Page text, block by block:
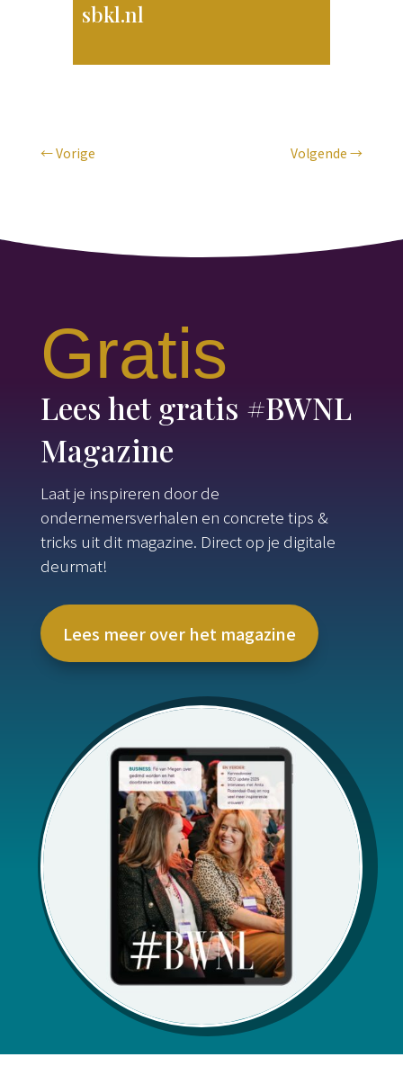
sbkl.nl
←Vorige Volgende →
Gratis
Lees het gratis #BWNL
Magazine
Laat je inspireren door de
ondernemersverhalen en concrete tips &
tricks uit dit magazine. Direct op je digitale
deurmat!
Lees meer over het magazine